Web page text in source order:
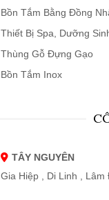
Bồn Tắm Bằng Đồng
Thiết Bị Spa, Dưỡng
Thùng Gỗ Đựng Gạo
Bồn Tắm Inox
TÂY NGUYÊN
Gia Hiệp , Di Linh , Lâm